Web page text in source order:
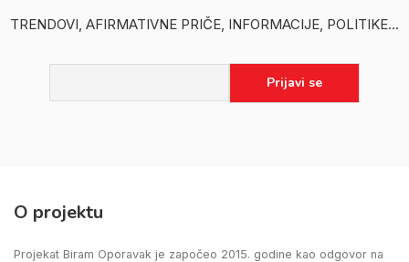
TRENDOVI, AFIRMATIVNE PRIČE, INFORMACIJE, POLITIKE...
O projektu
Projekat Biram Oporavak je započeo 2015. godine kao odgovor na